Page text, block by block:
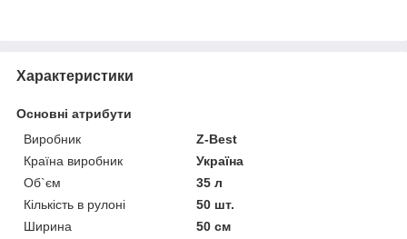
Характеристики
Основні атрибути
Виробник
Z-Best
Країна виробник
Україна
Об`єм
35 л
Кількість в рулоні
50 шт.
Ширина
50 см